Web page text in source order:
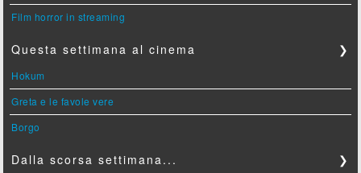
Film horror in streaming
Questa settimana al cinema ❯
Hokum
Greta e le favole vere
Borgo
Dalla scorsa settimana... ❯